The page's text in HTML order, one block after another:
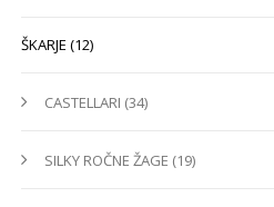
ŠKARJE (12)
CASTELLARI (34)
SILKY ROČNE ŽAGE (19)